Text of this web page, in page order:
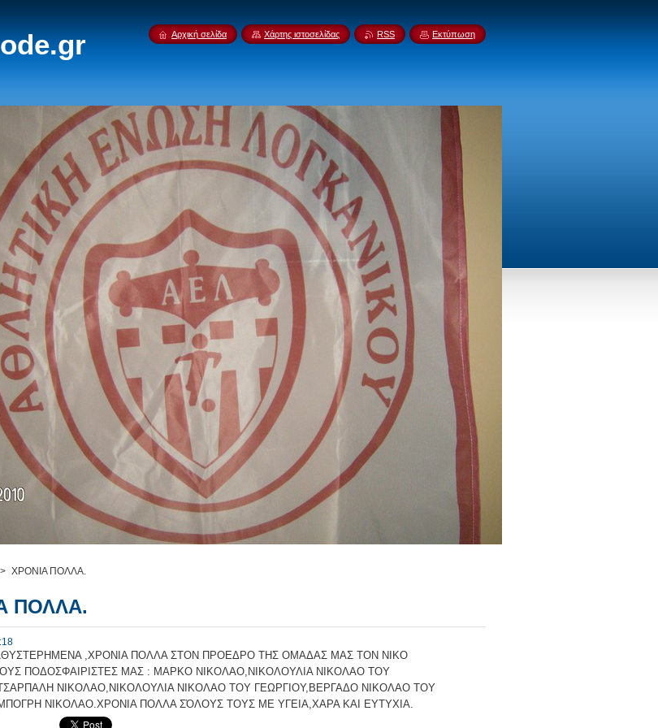
> ΧΡΟΝΙΑ ΠΟΛΛΑ.
ΠΟΛΛΑ.
,ΧΡΟΝΙΑ ΠΟΛΛΑ ΣΤΟΝ ΠΡΟΕΔΡΟ ΤΗΣ ΟΜΑΔΑΣ ΜΑΣ ΤΟΝ ΝΙΚΟ
ΠΟΔΟΣΦΑΙΡΙΣΤΕΣ ΜΑΣ : ΜΑΡΚΟ ΝΙΚΟΛΑΟ,ΝΙΚΟΛΟΥΛΙΑ ΝΙΚΟΛΑΟ ΤΟΥ
ΝΙΚΟΛΑΟ,ΝΙΚΟΛΟΥΛΙΑ ΝΙΚΟΛΑΟ ΤΟΥ ΓΕΩΡΓΙΟΥ,ΒΕΡΓΑΔΟ ΝΙΚΟΛΑΟ ΤΟΥ
ΝΙΚΟΛΑΟ.ΧΡΟΝΙΑ ΠΟΛΛΑ ΣΌΛΟΥΣ ΤΟΥΣ ΜΕ ΥΓΕΙΑ,ΧΑΡΑ ΚΑΙ ΕΥΤΥΧΙΑ.
Αρχική σελίδα Χάρτης ιστοσελίδας RSS Εκτύπωση